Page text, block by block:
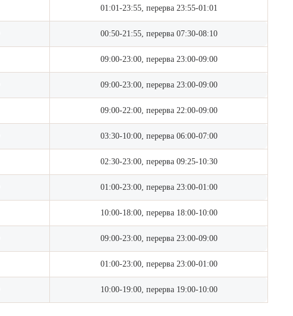
01:01-23:55, перерва 23:55-01:01
00:50-21:55, перерва 07:30-08:10
09:00-23:00, перерва 23:00-09:00
09:00-23:00, перерва 23:00-09:00
09:00-22:00, перерва 22:00-09:00
03:30-10:00, перерва 06:00-07:00
02:30-23:00, перерва 09:25-10:30
01:00-23:00, перерва 23:00-01:00
10:00-18:00, перерва 18:00-10:00
09:00-23:00, перерва 23:00-09:00
01:00-23:00, перерва 23:00-01:00
10:00-19:00, перерва 19:00-10:00